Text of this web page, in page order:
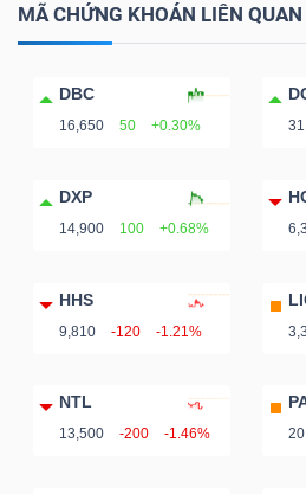
MÃ CHỨNG KHOÁN LIÊN
DBC
16,650 50 +0.30%
DXP
14,900 100 +0.68%
HHS
9,810 -120 -1.21%
NTL
13,500 -200 -1.46%
TRUYỀN
TIỆN
ÍCH
ĐỘNG
SẢN